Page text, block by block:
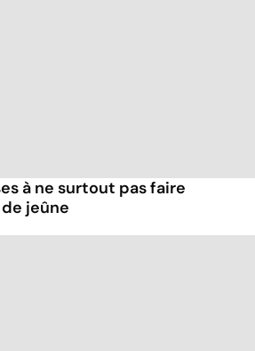
à ne surtout pas faire
jeûne